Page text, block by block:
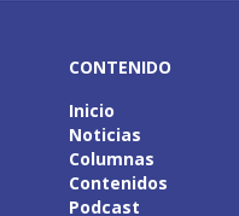
CONTENIDO
Inicio
Noticias
Columnas
Contenidos
Podcast